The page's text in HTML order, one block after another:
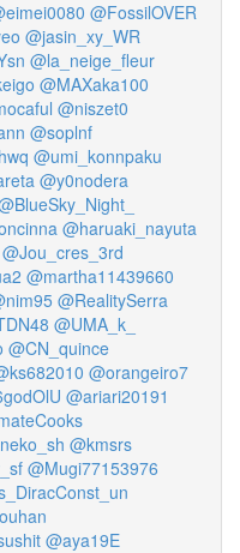
@FossilOVER
@jasin_xy_WR
@la_neige_fleur
@MAXaka100
@niszet0
@soplnf
@umi_konnpaku
@y0nodera
@haruaki_nayuta
@Jou_cres_3rd
@martha11439660
@RealitySerra
@UMA_k_
@CN_quince
@orangeiro7
@ariari20191
@kmsrs
@Mugi77153976
@aya19E